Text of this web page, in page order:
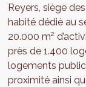
Reyers, siège
habité dédié au
20.000 m²
près de 1.400
logements
proximité ainsi